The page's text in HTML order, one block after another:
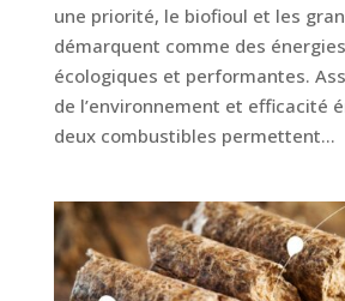
une priorité, le biofioul et les
démarquent comme des
écologiques et performantes.
de l’environnement et efficacité
deux combustibles permettent...